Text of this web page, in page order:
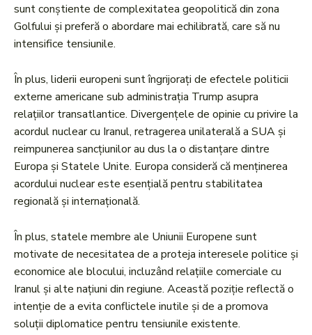
sunt conștiente de complexitatea geopolitică din zona
Golfului și preferă o abordare mai echilibrată, care să nu
intensifice tensiunile.
În plus, liderii europeni sunt îngrijorați de efectele politicii
externe americane sub administrația Trump asupra
relațiilor transatlantice. Divergențele de opinie cu privire la
acordul nuclear cu Iranul, retragerea unilaterală a SUA și
reimpunerea sancțiunilor au dus la o distanțare dintre
Europa și Statele Unite. Europa consideră că menținerea
acordului nuclear este esențială pentru stabilitatea
regională și internațională.
În plus, statele membre ale Uniunii Europene sunt
motivate de necesitatea de a proteja interesele politice și
economice ale blocului, incluzând relațiile comerciale cu
Iranul și alte națiuni din regiune. Această poziție reflectă o
intenție de a evita conflictele inutile și de a promova
soluții diplomatice pentru tensiunile existente.